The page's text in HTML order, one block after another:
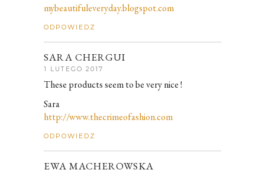
mybeautifuleveryday.blogspot.com
ODPOWIEDZ
SARA CHERGUI
1 LUTEGO 2017
These products seem to be very nice !
Sara
http://www.thecrimeofashion.com
ODPOWIEDZ
EWA MACHEROWSKA